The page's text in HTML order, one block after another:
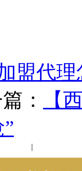
加盟代
【
|